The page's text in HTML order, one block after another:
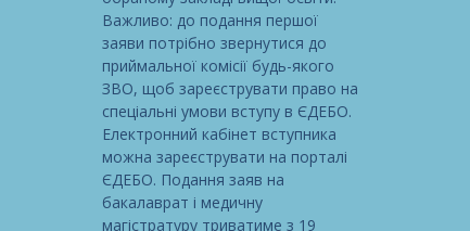
Важливо: до подання першої
заяви потрібно звернутися до
приймальної комісії будь-якого
ЗВО, щоб зареєструвати право на
спеціальні умови вступу в ЄДЕБО.
Електронний кабінет вступника
можна зареєструвати на порталі
ЄДЕБО. Подання заяв на
бакалаврат і медичну
магістратуру триватиме з 19